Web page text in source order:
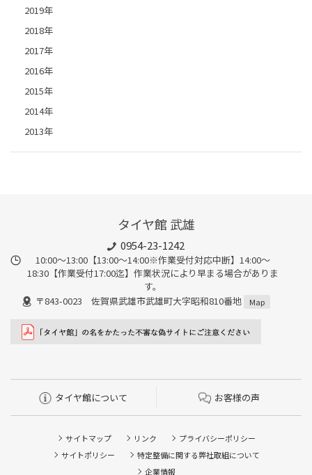
2019年
2018年
2017年
2016年
2015年
2014年
2013年
タイヤ館 武雄
0954-23-1242
10:00～13:00【13:00～14:00※作業受付対応中断】14:00～
18:30【作業受付17:00迄】作業状況により早まる場合がありま
す。
〒843-0023 佐賀県武雄市武雄町大字昭和810番地
Map
タイヤ館について お客様の声
サイトマップ リンク
プライバシーポリシー
サイトポリシー
特定整備に関する弊社取組について
企業情報